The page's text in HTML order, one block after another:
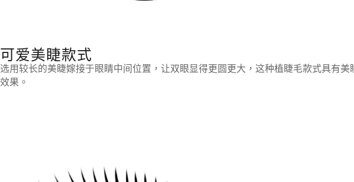
可爱美睫款式
选用较长的美睫嫁接于眼睛中间位置，让双眼显得更圆更大，这种植睫毛款式具有美
效果。